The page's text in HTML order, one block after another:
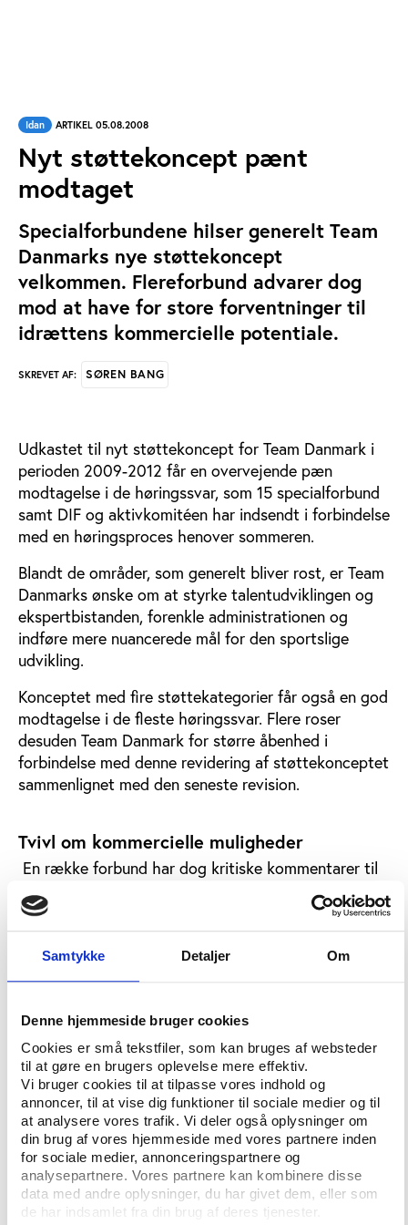
Samtykke Detaljer Om
Denne hjemmeside bruger cookies
Cookies er små tekstfiler, som kan bruges af websteder
til at gøre en brugers oplevelse mere effektiv.
Vi bruger cookies til at tilpasse vores indhold og
annoncer, til at vise dig funktioner til sociale medier og til
at analysere vores trafik. Vi deler også oplysninger om
din brug af vores hjemmeside med vores partnere inden
for sociale medier, annonceringspartnere og
analysepartnere. Vores partnere kan kombinere disse
data med andre oplysninger, du har givet dem, eller som
de har indsamlet fra din brug af deres tjenester.
Idan ARTIKEL 05.08.2008
Nyt støttekoncept pænt
modtaget
Specialforbundene hilser generelt Team
Danmarks nye støttekoncept
velkommen. Flereforbund advarer dog
mod at have for store forventninger til
idrættens kommercielle potentiale.
SKREVET AF: SØREN BANG
Udkastet til nyt støttekoncept for Team Danmark i
perioden 2009-2012 får en overvejende pæn
modtagelse i de høringssvar, som 15 specialforbund
samt DIF og aktivkomitéen har indsendt i forbindelse
med en høringsproces henover sommeren.
Blandt de områder, som generelt bliver rost, er Team
Danmarks ønske om at styrke talentudviklingen og
ekspertbistanden, forenkle administrationen og
indføre mere nuancerede mål for den sportslige
udvikling.
Konceptet med fire støttekategorier får også en god
modtagelse i de fleste høringssvar. Flere roser
desuden Team Danmark for større åbenhed i
forbindelse med denne revidering af støttekonceptet
sammenlignet med den seneste revision.
Tvivl om kommercielle muligheder
En række forbund har dog kritiske kommentarer til
støttekonceptets ambitioner om at forbedre
forbundenes evne til at udnytte sportens
kommercielle aspekter – ikke mindst hvad angår de
forbund, hvis egenfinansiering af elitearbejdet ligger
under 40 procent.
Blandt andet skriver svømmeunionen i sit
høringssvar, at man ikke vil kunne fastholde den
nuværende elitesatsning, hvis forbundet skal bidrage
med 40 procent, og at de kommercielle potentialer
primært findes på breddesiden.
På samme vis rejser bl.a. kano- og kajakforbundet og
DIF tvivl om, hvor store de reelle kommercielle
muligheder er i en række idrætsgrene.